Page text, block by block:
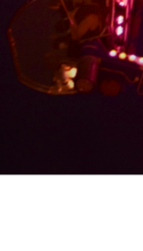
au
contenu
principal